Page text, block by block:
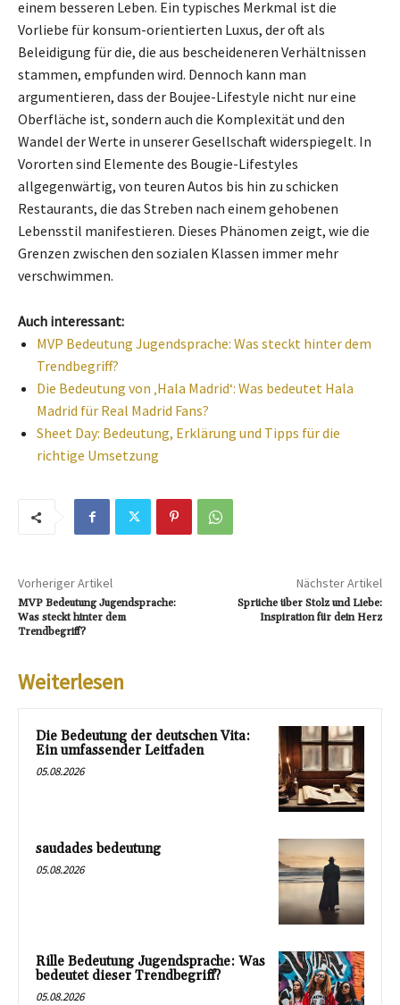
einem besseren Leben. Ein typisches Merkmal ist die
Vorliebe für konsum-orientierten Luxus, der oft als
Beleidigung für die, die aus bescheideneren Verhältnissen
stammen, empfunden wird. Dennoch kann man
argumentieren, dass der Boujee-Lifestyle nicht nur eine
Oberfläche ist, sondern auch die Komplexität und den
Wandel der Werte in unserer Gesellschaft widerspiegelt. In
Vororten sind Elemente des Bougie-Lifestyles
allgegenwärtig, von teuren Autos bis hin zu schicken
Restaurants, die das Streben nach einem gehobenen
Lebensstil manifestieren. Dieses Phänomen zeigt, wie die
Grenzen zwischen den sozialen Klassen immer mehr
verschwimmen.
Auch interessant:
MVP Bedeutung Jugendsprache: Was steckt hinter dem
Trendbegriff?
Die Bedeutung von ‚Hala Madrid‘: Was bedeutet Hala
Madrid für Real Madrid Fans?
Sheet Day: Bedeutung, Erklärung und Tipps für die
richtige Umsetzung
Vorheriger Artikel
MVP Bedeutung Jugendsprache:
Was steckt hinter dem
Trendbegriff?
Nächster Artikel
Sprüche über Stolz und Liebe:
Inspiration für dein Herz
Weiterlesen
Die Bedeutung der deutschen Vita:
Ein umfassender Leitfaden
05.08.2026
saudades bedeutung
05.08.2026
Rille Bedeutung Jugendsprache: Was
bedeutet dieser Trendbegriff?
05.08.2026